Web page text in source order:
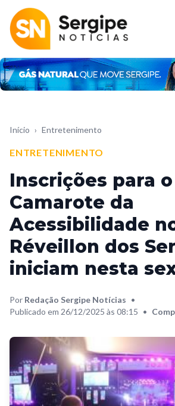
Início › Entretenimento
ENTRETENIMENTO
Inscrições para o
Camarote da
Acessibilidade
Réveillon dos
iniciam nesta
Por Redação Sergipe Notícias •
Publicado em 26/12/2025 às 08:15 •